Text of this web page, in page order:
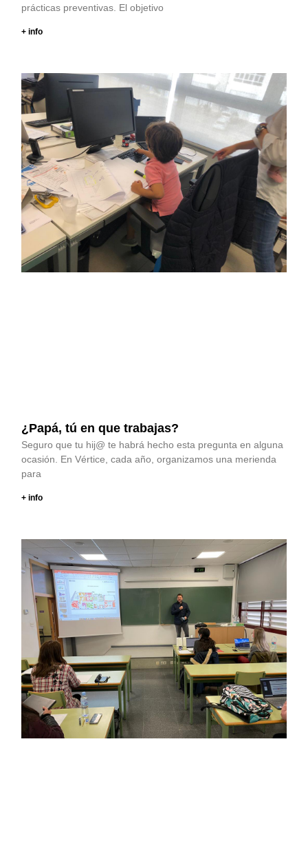
prácticas preventivas. El objetivo
+ info
¿Papá, tú en que trabajas?
Seguro que tu hij@ te habrá hecho esta pregunta en alguna
ocasión. En Vértice, cada año, organizamos una merienda
para
+ info